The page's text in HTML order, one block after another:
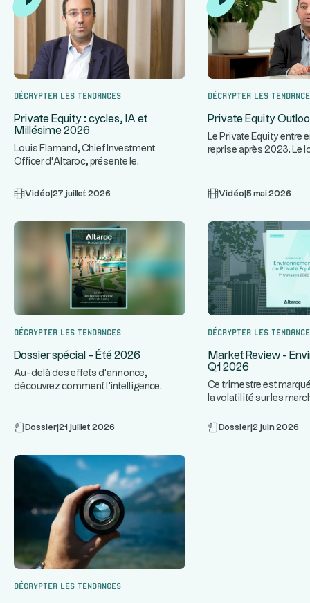
Décrypter les tendances
Private Equity : cycles, IA et
Millésime 2026
Louis Flamand, Chief Investment
Officer d'Altaroc, présente le
... Vidéo 27 juillet 2026
Décrypter les
Private Equity
Le Private Equity entre
reprise après 2023. Le
Vidéo 5 mai 2026
Décrypter les tendances
Dossier spécial - Été 2026
Au-delà des effets d'annonce,
découvrez comment l'intelligence
Dossier 21 juillet 2026
Décrypter les
Market Review -
Q1 2026
Ce trimestre est
la volatilité sur les
Dossier 2 juin 2026
Décrypter les tendances